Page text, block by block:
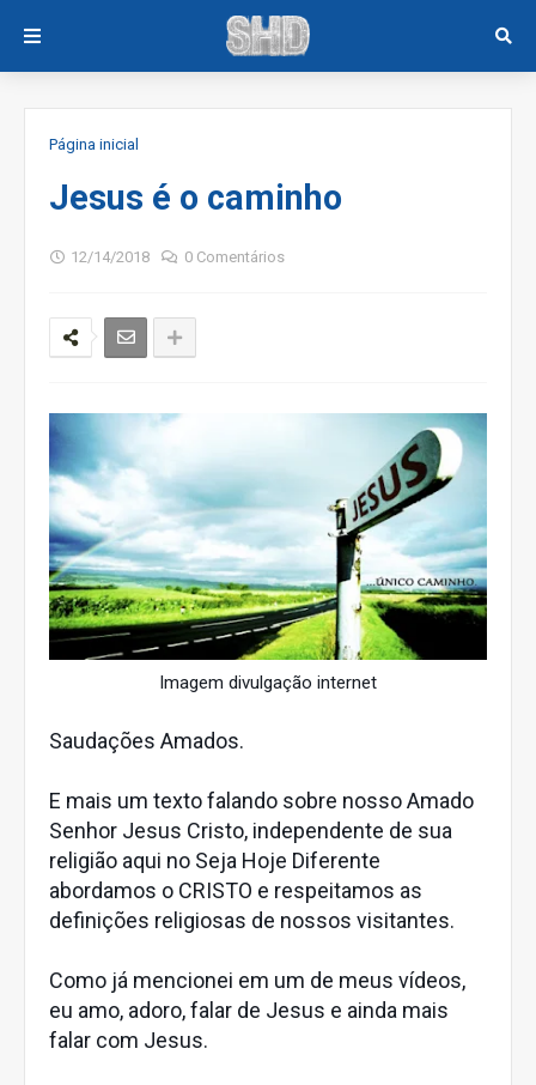
Página inicial
Jesus é o caminho
12/14/2018 0 Comentários
Imagem divulgação internet
Saudações Amados.
E mais um texto falando sobre nosso Amado
Senhor Jesus Cristo, independente de sua
religião aqui no Seja Hoje Diferente
abordamos o CRISTO e respeitamos as
definições religiosas de nossos visitantes.
Como já mencionei em um de meus vídeos,
eu amo, adoro, falar de Jesus e ainda mais
falar com Jesus.